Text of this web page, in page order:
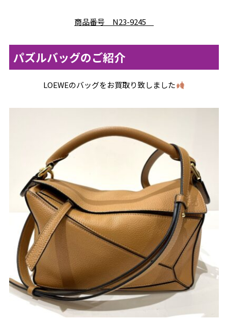
商品番号 N23-9245
パズルバッグのご紹介
LOEWEのバッグをお買取り致しました